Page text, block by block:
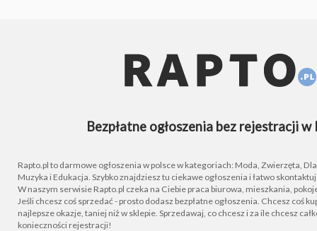
Bezpłatne ogłoszenia bez rejestracji w
Rapto.pl to darmowe ogłoszenia w polsce w kategoriach: Moda, Zwierzęta, Dla
Muzyka i Edukacja. Szybko znajdziesz tu ciekawe ogłoszenia i łatwo
W naszym serwisie Rapto.pl czeka na Ciebie praca biurowa, mieszkania,
Jeśli chcesz coś sprzedać - prosto dodasz bezpłatne ogłoszenia. Chcesz coś
najlepsze okazje, taniej niż w sklepie. Sprzedawaj, co chcesz i za ile chcesz
konieczności rejestracji!